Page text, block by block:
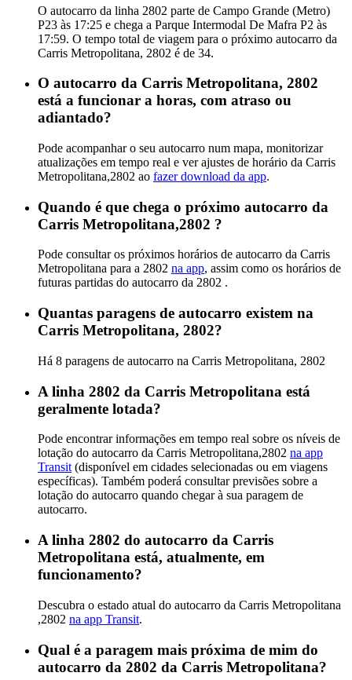
O autocarro da linha 2802 parte de Campo Grande (Metro)
P23 às 17:25 e chega a Parque Intermodal De Mafra P2 às
17:59. O tempo total de viagem para o próximo autocarro da
Carris Metropolitana, 2802 é de 34.
O autocarro da Carris Metropolitana, 2802
está a funcionar a horas, com atraso ou
adiantado?
Pode acompanhar o seu autocarro num mapa, monitorizar
atualizações em tempo real e ver ajustes de horário da Carris
Metropolitana,2802 ao fazer download da app.
Quando é que chega o próximo autocarro da
Carris Metropolitana,2802 ?
Pode consultar os próximos horários de autocarro da Carris
Metropolitana para a 2802 na app, assim como os horários de
futuras partidas do autocarro da 2802 .
Quantas paragens de autocarro existem na
Carris Metropolitana, 2802?
Há 8 paragens de autocarro na Carris Metropolitana, 2802
A linha 2802 da Carris Metropolitana está
geralmente lotada?
Pode encontrar informações em tempo real sobre os níveis de
lotação do autocarro da Carris Metropolitana,2802 na app
Transit (disponível em cidades selecionadas ou em viagens
específicas). Também poderá consultar previsões sobre a
lotação do autocarro quando chegar à sua paragem de
autocarro.
A linha 2802 do autocarro da Carris
Metropolitana está, atualmente, em
funcionamento?
Descubra o estado atual do autocarro da Carris Metropolitana
,2802 na app Transit.
Qual é a paragem mais próxima de mim do
autocarro da 2802 da Carris Metropolitana?